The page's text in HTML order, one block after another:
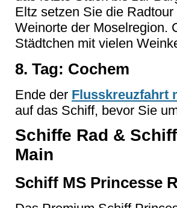
Eltz setzen Sie die
Weinorte der Moselregion.
Städtchen mit vielen
8. Tag: Cochem
Ende der Flusskreuzfahrt
auf das Schiff, bevor Sie
Schiffe Rad &
Main
Schiff MS Princesse